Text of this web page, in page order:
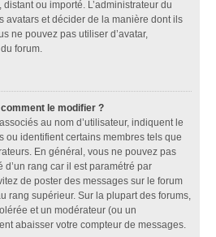
ou importé. L’administrateur du
avatars et décider de la manière dont ils
ne pouvez pas utiliser d’avatar,
forum.
le modifier ?
au nom d’utilisateur, indiquent le
ou identifient certains membres tels que
En général, vous ne pouvez pas
d’un rang car il est paramétré par
de poster des messages sur le forum
rang supérieur. Sur la plupart des forums,
et un modérateur (ou un
abaisser votre compteur de messages.